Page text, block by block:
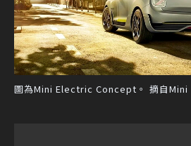
圖為Mini Electric Concept。 摘自Mini